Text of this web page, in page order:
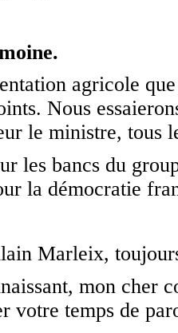
agricole
Nous
le ministre, tous
les bancs du
la démocratie
Marleix,
mon cher
votre temps de